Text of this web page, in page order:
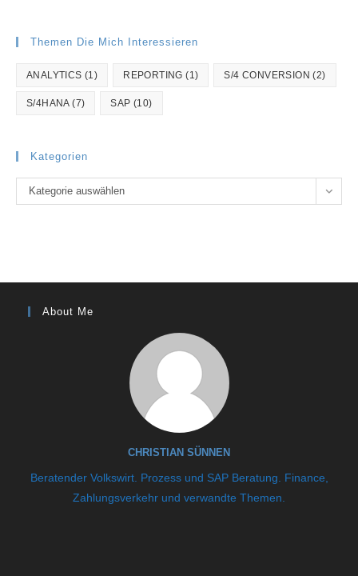
Themen Die Mich Interessieren
ANALYTICS (1) REPORTING (1) S/4 CONVERSION (2)
S/4HANA(7) SAP (10)
Kategorien
Kategorien
Kategorie auswählen
About Me
CHRISTIAN SÜNNEN
Beratender Volkswirt. Prozess und SAP Beratung. Finance,
Zahlungsverkehr und verwandte Themen.